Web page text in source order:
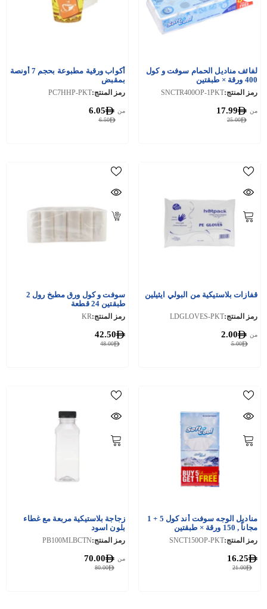
لفائف مناديل الحمام سوفت و كول
400 ورقة × طبقتين
رمز المنتج:SNCTR400OP-1PKT
25.00
من 17.99
أكواب ورقية مطبوعة بحجم 7 أونصة
بمقبض
رمز المنتج:PC7HHP-PKT
6.50
من 6.05
قفازات بلاستيكية من البولي ايثيلين
رمز المنتج:LDGLOVES-PKT
5.00
من 2.00
سوفت و كول ورق مطبخ رول 2
طبقتين 24 قطعة
رمز المنتج:KR
48.00
42.50
مناديل الوجه سوفت أند كول 5 + 1
مجاناً , 150 ورقة × طبقتين
رمز المنتج:SNCT150OP-PKT
21.00
16.25
زجاجة بلاستيكية مربعة مع غطاء
بلون اسود
رمز المنتج:PB100MLBCTN
80.00
من 70.00